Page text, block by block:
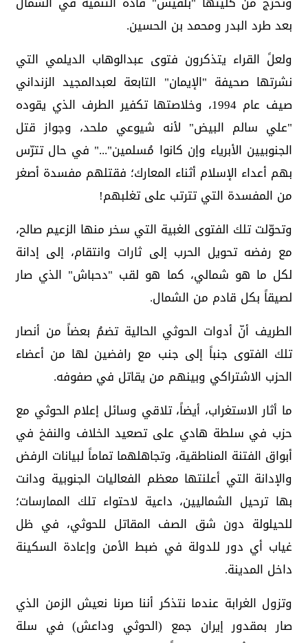
بعد طرد البدر ومحمد بن الحسين.
ولعلً القراء يتذكرون فتوى عبدالوهاب الديلمي التي
نشرتها صحيفة "الإيمان" التابعة لعبدالمجيد الزنداني
صيف عام 1994، وخلاصتها تكفير الطرف الذي يقوده
"علي سالم البيض" لأنه شيوعي ملحد، وجواز قتل
الجنوبيين الأبرياء وإن كانوا مُسلمين"..." في حال تترّس
بهم أعداء الإسلام أثناء المعارك؛ فقتلهم مفسدة أصغر
من المفسدة التي تترتب على تغلبهم!
وتحوّلت تلك الفتوى الغبية التي سخر منها الزعيم صالح،
مع رفضه تحويل الحرب إلى ثارات وانتقام، إلى إدانة
لكل ما هو شمالي، كما هو لقب "دحباش" الذي صار
لصيقاً بكل قادم من الشمال.
الطريف أنّ أدوات الحوثي الحالية تضمُ بعضاً من أنصار
تلك الفتوى جنباً إلى جنب مع رافضين لها من أعضاء
الحزب الاشتراكي وبينهم من يقاتل في صفوفه.
ما أثار الاستغراب، أيضاً، تلاقي وسائل إعلام الحوثي مع
حزب في سلطة هادي على تصعيد الخلاف والنفخ في
أبواق الفتنة المناطقية، وتجاهلهما تماماً لبيانات الرفض
والإدانة التي أعلنتها معظم الفعاليات الجنوبية ودانت
بها ترحيل الشماليين، داعية لاحتواء تلك الممارسات؛
للحيلولة دون شق الصف المقاتل للحوثي، في ظل
غياب أي دور للدولة في ضبط الأمن وإعادة السكينة
داخل المدينة.
وتزول الغرابة عندما نتذكر أننا صرنا نعيش الزمن الذي
صار بمقدور إيران جمع (الحوثي وداعش) في سلة